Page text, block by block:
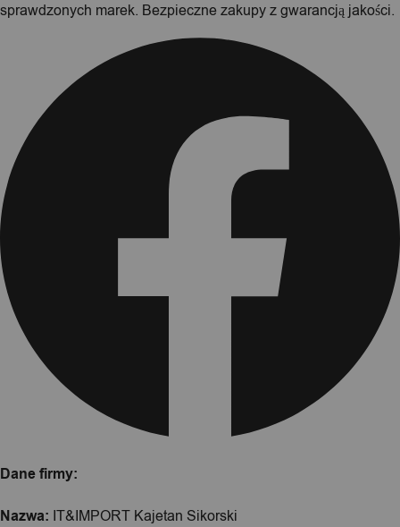
sprawdzonych marek. Bezpieczne zakupy z gwarancją jakości.
Dane firmy:
Nazwa: IT&IMPORT Kajetan Sikorski